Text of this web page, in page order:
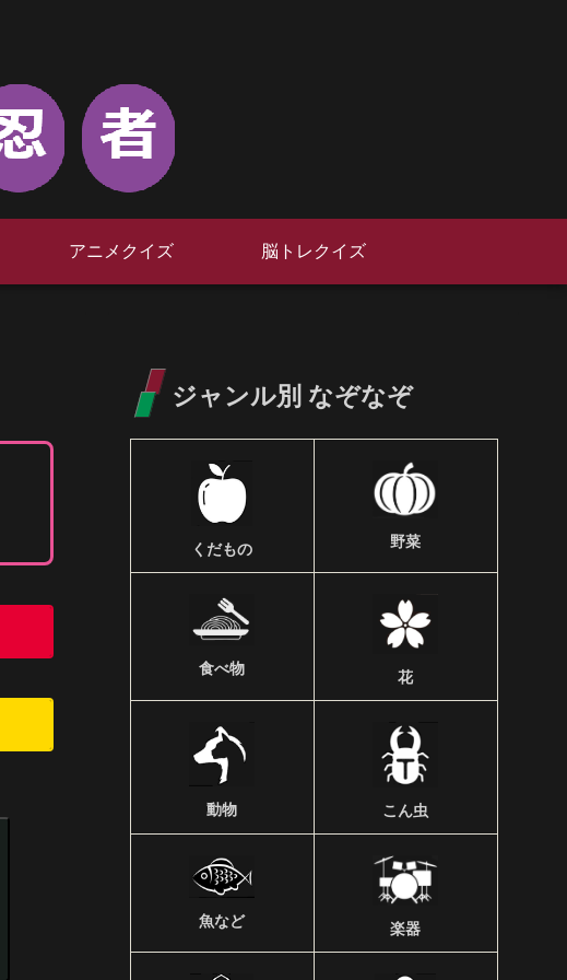
アニメクイズ 脳トレクイズ
ジャンル別 なぞなぞ
くだもの 野菜
食べ物 花
動物 こん虫
魚など 楽器